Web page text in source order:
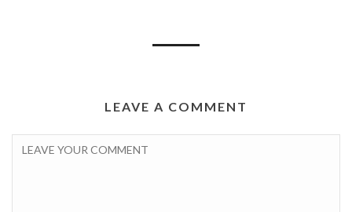
LEAVE A COMMENT